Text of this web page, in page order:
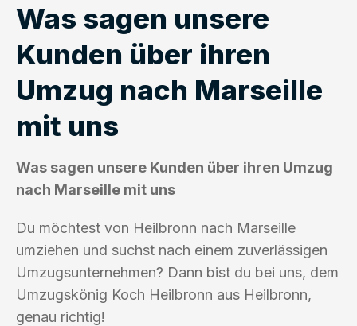
Was sagen unsere
Kunden über ihren
Umzug nach Marseille
mit uns
Was sagen unsere Kunden über ihren Umzug
nach Marseille mit uns
Du möchtest von Heilbronn nach Marseille
umziehen und suchst nach einem zuverlässigen
Umzugsunternehmen? Dann bist du bei uns, dem
Umzugskönig Koch Heilbronn aus Heilbronn,
genau richtig!